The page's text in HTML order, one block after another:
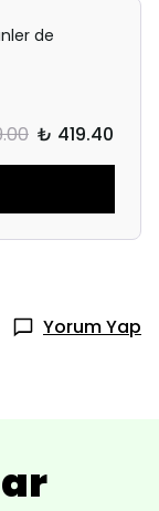
de
₺ 419.40
Yorum Yap